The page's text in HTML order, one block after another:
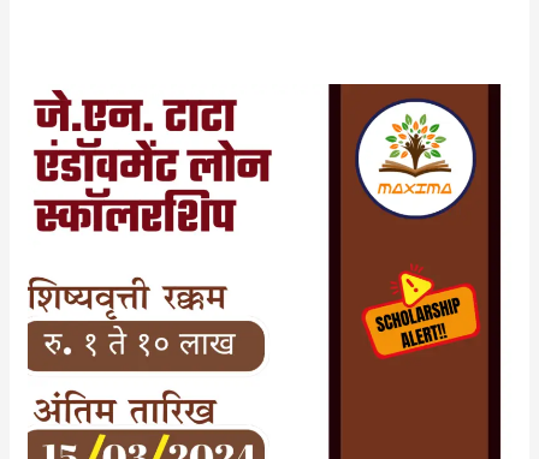
जे.एन.
टाटा
एंडॉवमेंट
लोन
स्कॉलरशिप